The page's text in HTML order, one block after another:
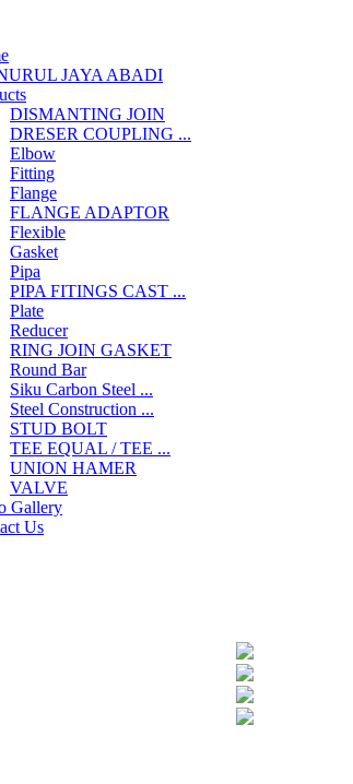
JAYA ABADI
DISMANTING JOIN
DRESER COUPLING ...
Elbow
Fitting
Flange
FLANGE ADAPTOR
Flexible
Gasket
Pipa
PIPA FITINGS CAST ...
Plate
Reducer
RING JOIN GASKET
Round Bar
Siku Carbon Steel ...
Steel Construction ...
STUD BOLT
TEE EQUAL / TEE ...
UNION HAMER
VALVE
Gallery
Us